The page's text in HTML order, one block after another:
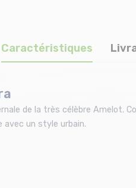
Caractéristiques
de la très célèbre Amelot.
avec un style urbain.